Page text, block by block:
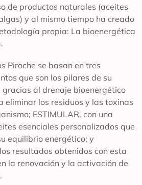
de productos naturales (aceites
y al mismo tiempo ha creado
propia: La bioenergética
Piroche se basan en tres
que son los pilares de su
gracias al drenaje bioenergético
eliminar los residuos y las toxinas
ESTIMULAR, con una
esenciales personalizados que
equilibrio energético; y
resultados obtenidos con esta
la renovación y la activación de